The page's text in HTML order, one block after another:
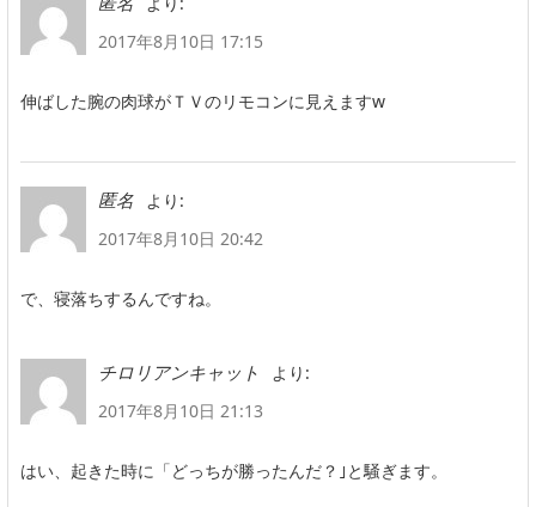
2017年8月10日 17:15
伸ばした腕の肉球がＴＶのリモコンに見えますw
匿名
より:
2017年8月10日 20:42
で、寝落ちするんですね。
チロリアンキャット
より:
2017年8月10日 21:13
はい、起きた時に「どっちが勝ったんだ？｣と騒ぎます。